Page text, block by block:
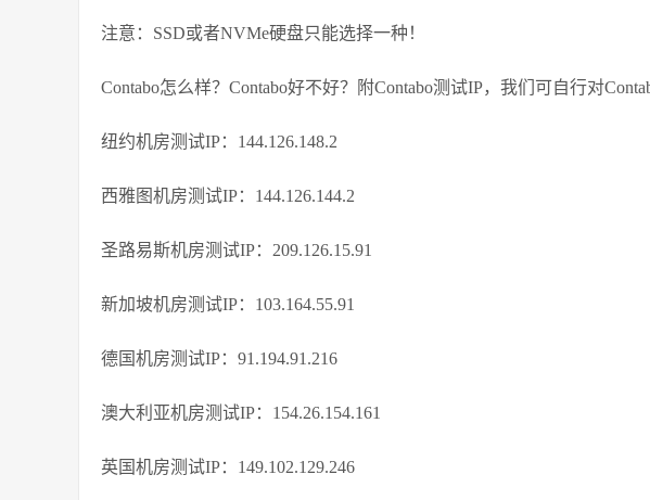
注意：SSD或者NVMe硬盘只能选择一种！
Contabo怎么样？Contabo好不好？附Contabo测试IP，我们可自行对
纽约机房测试IP：144.126.148.2
西雅图机房测试IP：144.126.144.2
圣路易斯机房测试IP：209.126.15.91
新加坡机房测试IP：103.164.55.91
德国机房测试IP：91.194.91.216
澳大利亚机房测试IP：154.26.154.161
英国机房测试IP：149.102.129.246